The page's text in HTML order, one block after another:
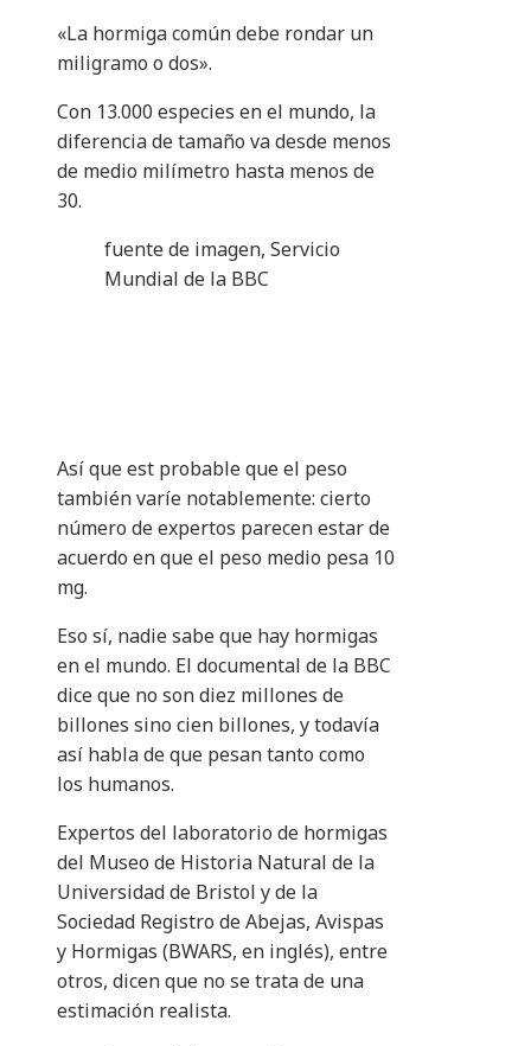
«La hormiga común debe rondar un
miligramo o dos».
Con 13.000 especies en el mundo, la
diferencia de tamaño va desde menos
de medio milímetro hasta menos de
30.
fuente de imagen, Servicio
Mundial de la BBC
Así que est probable que el peso
también varíe notablemente: cierto
número de expertos parecen estar de
acuerdo en que el peso medio pesa 10
mg.
Eso sí, nadie sabe que hay hormigas
en el mundo. El documental de la BBC
dice que no son diez millones de
billones sino cien billones, y todavía
así habla de que pesan tanto como
los humanos.
Expertos del laboratorio de hormigas
del Museo de Historia Natural de la
Universidad de Bristol y de la
Sociedad Registro de Abejas, Avispas
y Hormigas (BWARS, en inglés), entre
otros, dicen que no se trata de una
estimación realista.